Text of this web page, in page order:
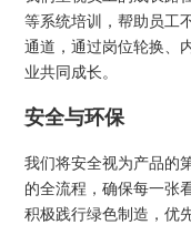
等系统培训，帮助员工
通道，通过岗位轮换、
业共同成长。
安全与环保
我们将安全视为产品的
的全流程，确保每一张
积极践行绿色制造，优